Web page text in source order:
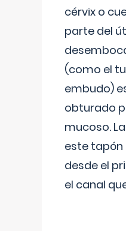
cérvix o
parte del
(como el
embudo)
obturado
mucoso.
este
desde el
el canal